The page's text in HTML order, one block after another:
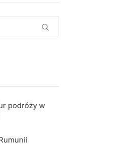
podróży w